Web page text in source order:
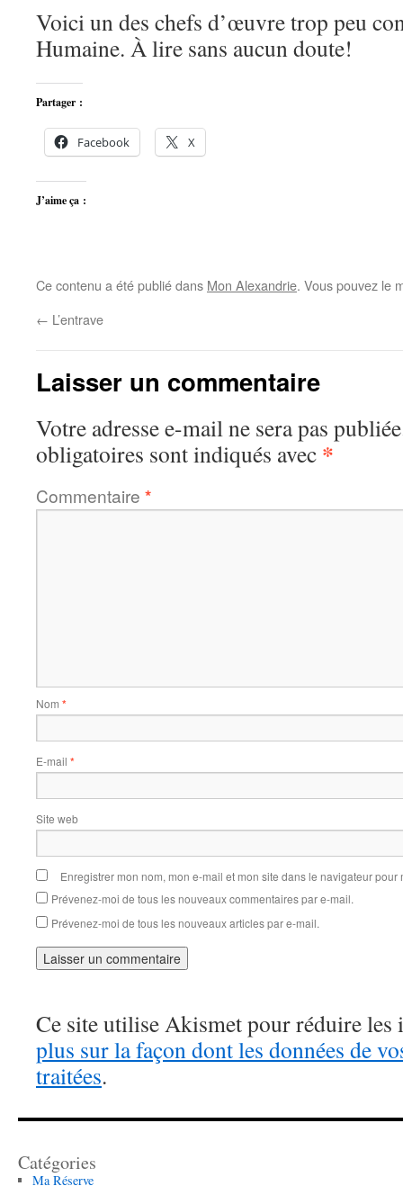
Voici un des chefs d’œuvre trop peu
Humaine. À lire sans aucun doute!
Partager :
Facebook X
J’aime ça :
Ce contenu a été publié dans Mon Alexandrie. Vous pouvez le
← L’entrave
Laisser un commentaire
Votre adresse e-mail ne sera pas
obligatoires sont indiqués avec *
Commentaire *
Nom *
E-mail *
Site web
Enregistrer mon nom, mon e-mail et mon site dans le navigateur
Prévenez-moi de tous les nouveaux commentaires par e-mail.
Prévenez-moi de tous les nouveaux articles par e-mail.
Ce site utilise Akismet pour réduire les
plus sur la façon dont les données de
traitées.
Catégories
Ma Réserve